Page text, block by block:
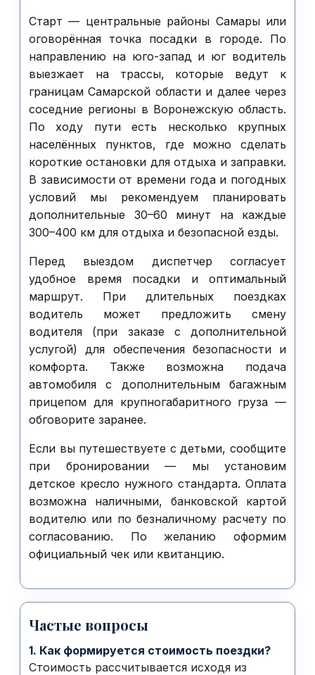
Старт — центральные районы Самары или
оговорённая точка посадки в городе. По
направлению на юго-запад и юг водитель
выезжает на трассы, которые ведут к
границам Самарской области и далее через
соседние регионы в Воронежскую область.
По ходу пути есть несколько крупных
населённых пунктов, где можно сделать
короткие остановки для отдыха и заправки.
В зависимости от времени года и погодных
условий мы рекомендуем планировать
дополнительные 30–60 минут на каждые
300–400 км для отдыха и безопасной езды.
Перед выездом диспетчер согласует
удобное время посадки и оптимальный
маршрут. При длительных поездках
водитель может предложить смену
водителя (при заказе с дополнительной
услугой) для обеспечения безопасности и
комфорта. Также возможна подача
автомобиля с дополнительным багажным
прицепом для крупногабаритного груза —
обговорите заранее.
Если вы путешествуете с детьми, сообщите
при бронировании — мы установим
детское кресло нужного стандарта. Оплата
возможна наличными, банковской картой
водителю или по безналичному расчету по
согласованию. По желанию оформим
официальный чек или квитанцию.
Частые вопросы
1. Как формируется стоимость поездки?
Стоимость рассчитывается исходя из